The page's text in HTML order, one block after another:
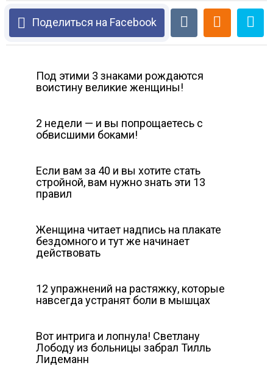
Поделиться на Facebook
Под этими 3 знаками рождаются
воистину великие женщины!
2 недели — и вы попрощаетесь с
обвисшими боками!
Если вам за 40 и вы хотите стать
стройной, вам нужно знать эти 13
правил
Женщина читает надпись на плакате
бездомного и тут же начинает
действовать
12 упражнений на растяжку, которые
навсегда устранят боли в мышцах
Вот интрига и лопнула! Светлану
Лободу из больницы забрал Тилль
Лидеманн